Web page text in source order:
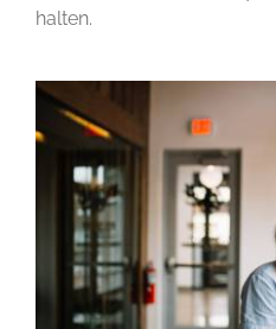
halten.